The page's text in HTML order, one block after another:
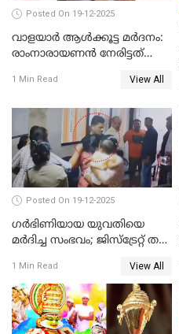
Posted On 19-12-2025
വാളയാർ ആൾക്കൂട്ട മർദനം:
രാംനാരായണൻ നേരിട്ടത്
നാൽപ്പതിലേറെ
റിപ്പോർട്ട്
1 Min Read View All
Posted On 19-12-2025
ഗര്‍ഭിണിയായ യുവതിയെ
മര്‍ദിച്ച സംഭവം; ജിസ്‌ട്രേറ്റ് തല
യുവതി
1 Min Read View All